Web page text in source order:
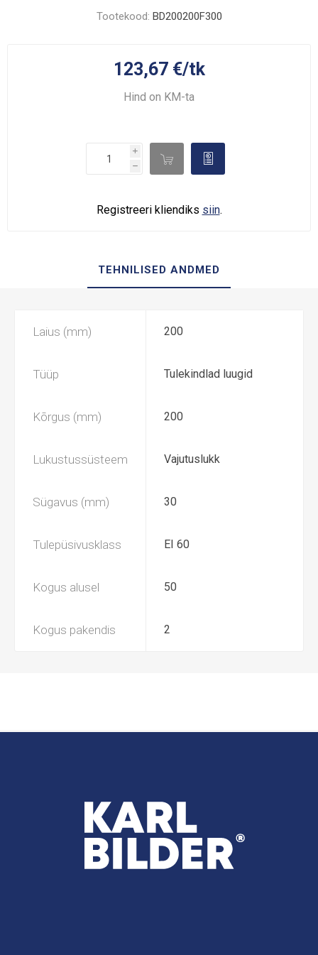
Tootekood: BD200200F300
123,67 €/tk
Hind on KM-ta
i
h
d 
Registreeri kliendiks siin.
TEHNILISED ANDMED
Laius (mm) 200
Tüüp Tulekindlad luugid
Kõrgus (mm) 200
Lukustussüsteem Vajutuslukk
Sügavus (mm) 30
Tulepüsivusklass EI 60
Kogus alusel 50
Kogus pakendis 2